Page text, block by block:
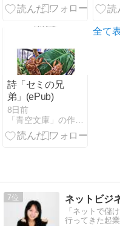
めっちゃ好き
日本
詩「セミの兄
弟」(ePub)
8日前
全て
7 ネットビジ
「ネットで儲
行ってきた起